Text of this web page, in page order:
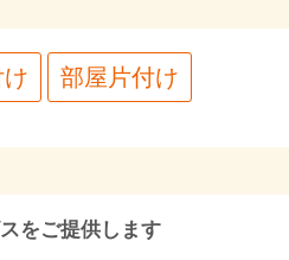
部屋片付け
をご提供します